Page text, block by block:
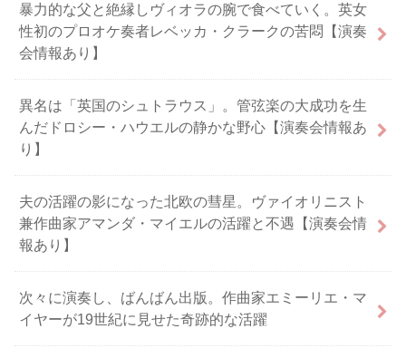
暴力的な父と絶縁しヴィオラの腕で食べていく。英女
性初のプロオケ奏者レベッカ・クラークの苦悶【演奏
会情報あり】
異名は「英国のシュトラウス」。管弦楽の大成功を生
んだドロシー・ハウエルの静かな野心【演奏会情報あ
り】
夫の活躍の影になった北欧の彗星。ヴァイオリニスト
兼作曲家アマンダ・マイエルの活躍と不遇【演奏会情
報あり】
次々に演奏し、ばんばん出版。作曲家エミーリエ・マ
イヤーが19世紀に見せた奇跡的な活躍